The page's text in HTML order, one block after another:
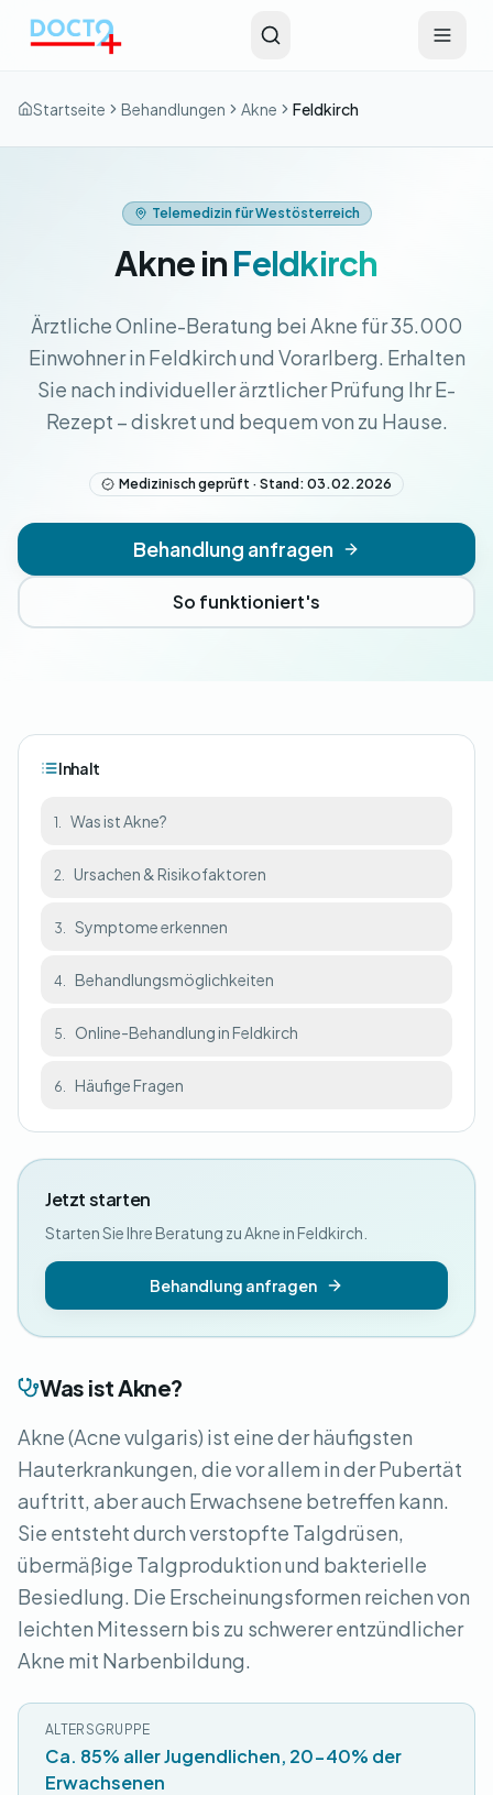
Startseite Behandlungen Akne Feldkirch
Telemedizin für Westösterreich
Akne inFeldkirch
Ärztliche Online-Beratung bei Akne für 35.000
Einwohner in Feldkirch und Vorarlberg. Erhalten
Sie nach individueller ärztlicher Prüfung Ihr E-
Rezept – diskret und bequem von zu Hause.
Medizinisch geprüft · Stand: 03.02.2026
Behandlung anfragen
So funktioniert's
Was ist Akne?
Akne (Acne vulgaris) ist eine der häufigsten
Hauterkrankungen, die vor allem in der Pubertät
auftritt, aber auch Erwachsene betreffen kann.
Sie entsteht durch verstopfte Talgdrüsen,
übermäßige Talgproduktion und bakterielle
Besiedlung. Die Erscheinungsformen reichen von
leichten Mitessern bis zu schwerer entzündlicher
Akne mit Narbenbildung.
ALTERSGRUPPE
Ca. 85% aller Jugendlichen, 20-40% der
Erwachsenen
Inhalt
1. Was ist Akne?
2. Ursachen & Risikofaktoren
3. Symptome erkennen
4. Behandlungsmöglichkeiten
5. Online-Behandlung in Feldkirch
6. Häufige Fragen
Jetzt starten
Starten Sie Ihre Beratung zu Akne in Feldkirch.
Behandlung anfragen